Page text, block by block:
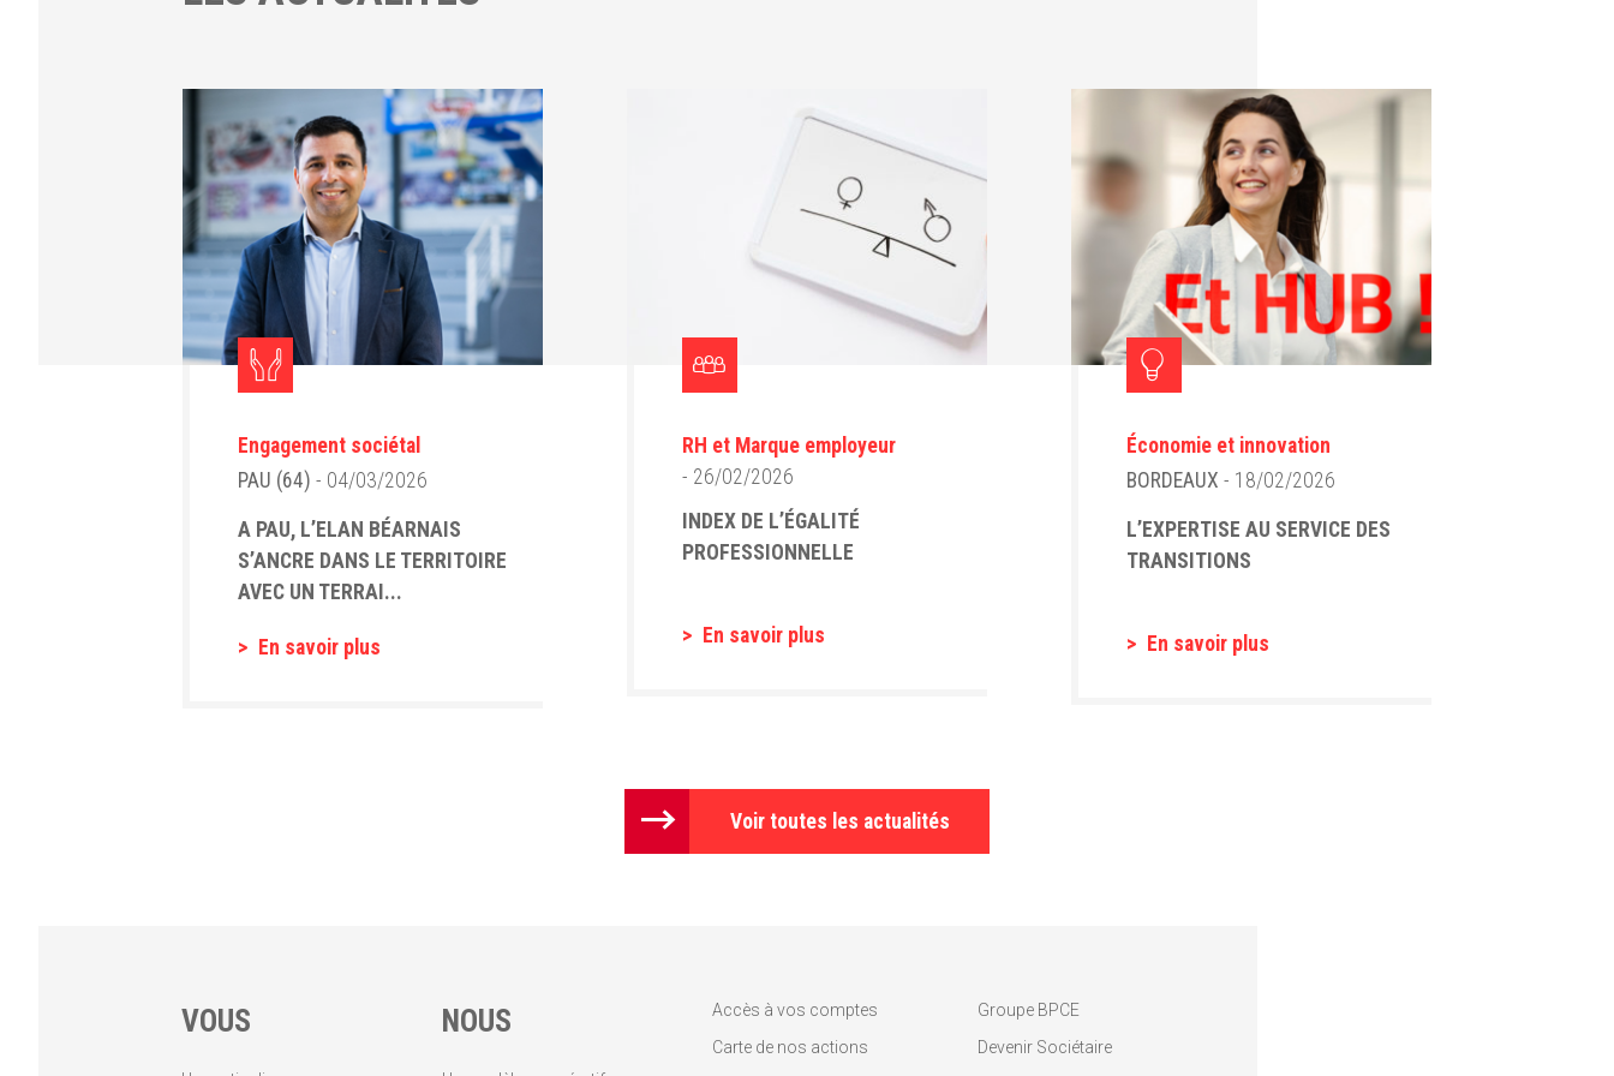
Engagement sociétal
PAU (64) - 04/03/2026
A PAU, L’ELAN BÉARNAIS
S’ANCRE DANS LE TERRITOIRE
AVEC UN TERRAI...
En savoir plus
RH et Marque employeur
- 26/02/2026
INDEX DE L’ÉGALITÉ
PROFESSIONNELLE
En savoir plus
Économie et innovation
BORDEAUX - 18/02/2026
L’EXPERTISE AU SERVICE DES
TRANSITIONS
En savoir plus
Voir toutes les actualités
VOUS NOUS
Accès à vos comptes
Carte de nos actions
Groupe BPCE
Devenir Sociétaire